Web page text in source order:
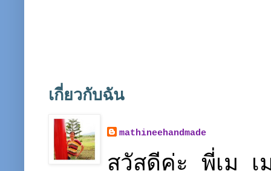
เกี่ยวกับฉัน
mathineehandmade
สวัสดีค่ะ พี่เม